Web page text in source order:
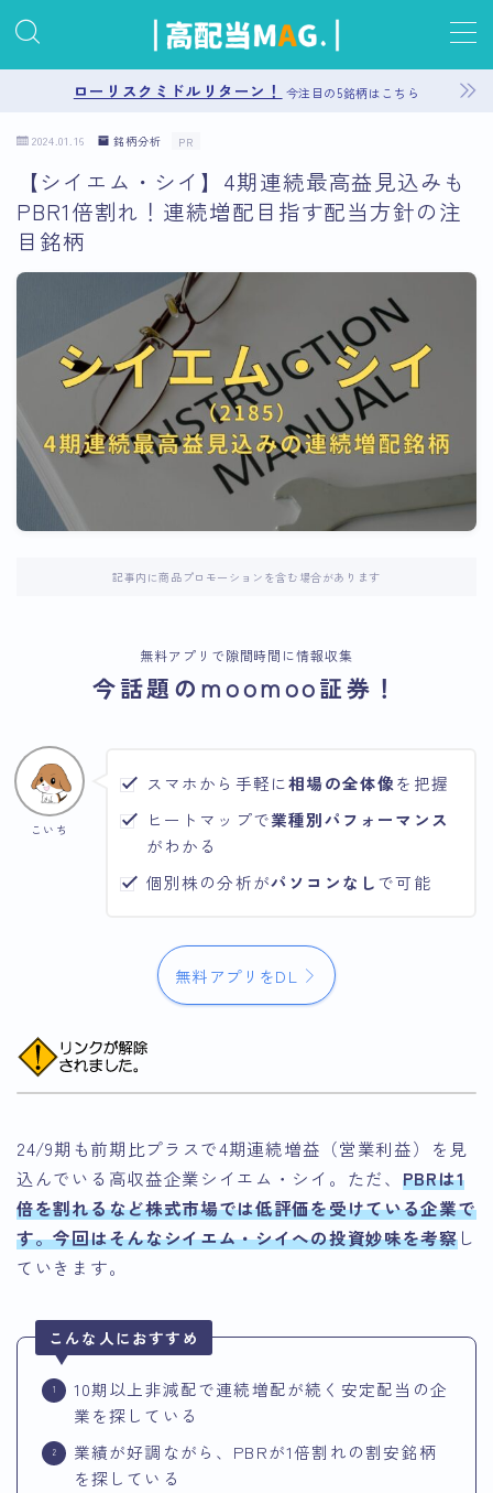
お問い合わせ
プライバシーポリシー
運営者情報
サイトマップ
ローリスクミドルリターン！ 今注目の5銘柄はこちら
2024.01.16 銘柄分析 PR
【シイエム・シイ】4期連続最高益見込みも
PBR1倍割れ！連続増配目指す配当方針の注
目銘柄
記事内に商品プロモーションを含む場合があります
無料アプリで隙間時間に情報収集
今話題のmoomoo証券！
こいち
スマホから手軽に相場の全体像を把握
ヒートマップで業種別パフォーマンス
がわかる
個別株の分析がパソコンなしで可能
無料アプリをDL
24/9期も前期比プラスで4期連続増益（営業利益）を見
込んでいる高収益企業シイエム・シイ。ただ、 PBRは1
倍を割れるなど株式市場では低評価を受けている企業で
す。今回はそんなシイエム・シイへの投資妙味を考察し
ていきます。
こんな人におすすめ
10期以上非減配で連続増配が続く安定配当の企
業を探している
業績が好調ながら、PBRが1倍割れの割安銘柄
を探している